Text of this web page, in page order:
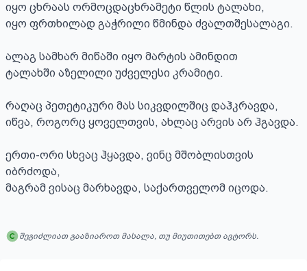
იყო ცხრაას ორმოცდაცხრამეტი წლის ტალახი,
იყო ფრთხილად გაჭრილი წმინდა ძვალთშესალაგი.
ალაგ სამხარ მიწაში იყო მარტის ამინდით
ტალახში აზელილი უძველესი კრამიტი.
რაღაც პეთეტიკური მას სიკვდილშიც დაჰკრავდა,
იწვა, როგორც ყოველთვის, ახლაც არვის არ ჰგავდა.
ერთი-ორი სხვაც ჰყავდა, ვინც მშობლისთვის
იბრძოდა,
მაგრამ ვისაც მარხავდა, საქართველომ იცოდა.
შეგიძლიათ გააზიაროთ მასალა, თუ მიუთითებთ ავტორს.